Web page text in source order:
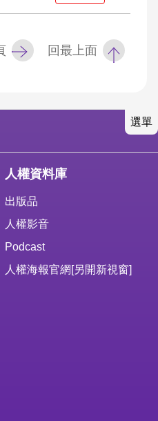
回最上面
選單
人權資料庫
出版品
人權影音
Podcast
人權海報官網[另開新視窗]